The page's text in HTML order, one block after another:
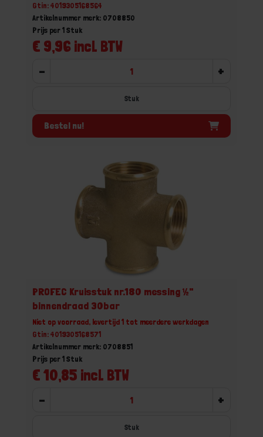
Gtin: 4019305168564
Artikelnummer merk: 0708850
€ 9,96 incl. BTW
Prijs per 1 Stuk
- +
Stuk
Bestel nu!
PROFEC Kruisstuk nr.180 messing ½"
binnendraad 30bar
Niet op voorraad, levertijd 1 tot meerdere werkdagen
Gtin: 4019305168571
Artikelnummer merk: 0708851
€ 10,85 incl. BTW
Prijs per 1 Stuk
- +
Stuk